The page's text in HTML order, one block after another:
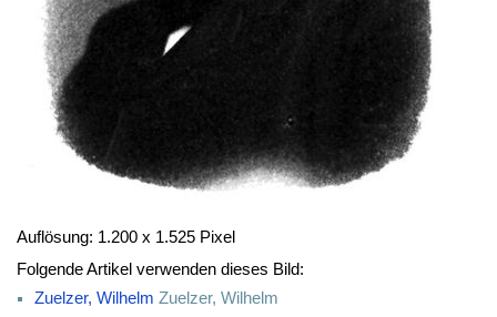
Auflösung: 1.200 x 1.525 Pixel
Folgende Artikel verwenden dieses Bild:
Zuelzer, Wilhelm Zuelzer, Wilhelm